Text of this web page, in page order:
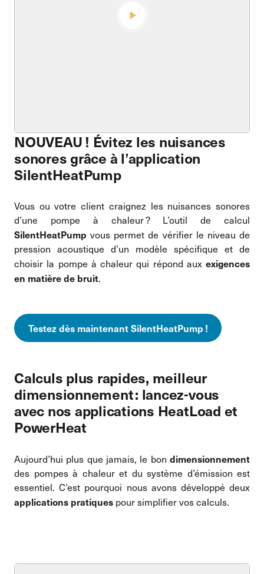
NOUVEAU ! Évitez les nuisances
sonores grâce à l’application
SilentHeatPump
Vous ou votre client craignez les nuisances sonores
d’une pompe à chaleur ? L’outil de calcul
SilentHeatPump vous permet de vérifier le niveau de
pression acoustique d’un modèle spécifique et de
choisir la pompe à chaleur qui répond aux exigences
en matière de bruit.
Testez dès maintenant SilentHeatPump !
Calculs plus rapides, meilleur
dimensionnement : lancez-vous
avec nos applications HeatLoad et
PowerHeat
Aujourd’hui plus que jamais, le bon dimensionnement
des pompes à chaleur et du système d’émission est
essentiel. C’est pourquoi nous avons développé deux
applications pratiques pour simplifier vos calculs.